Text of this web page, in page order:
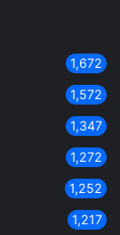
1,672
1,572
1,347
1,272
1,252
1,217